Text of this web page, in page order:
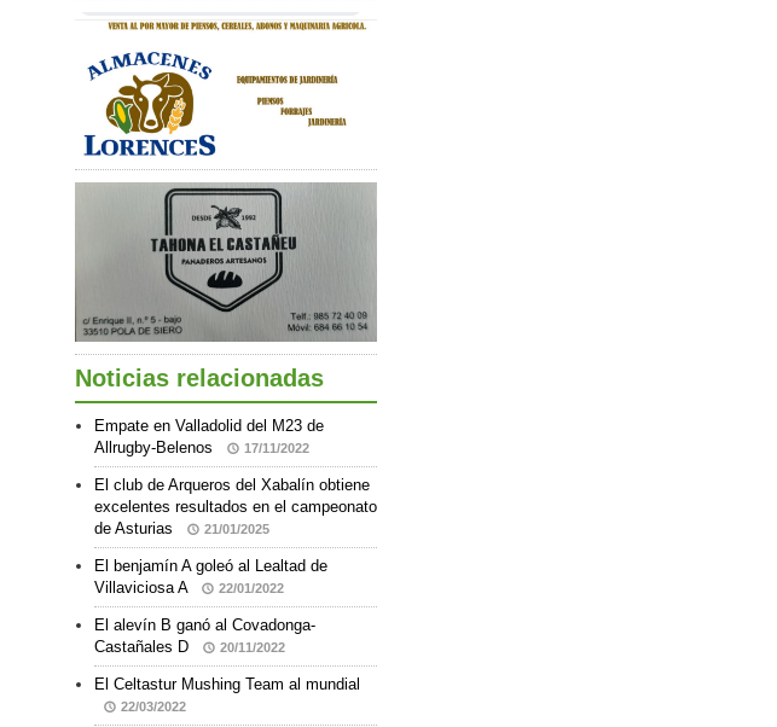
Noticias relacionadas
Empate en Valladolid del M23 de
Allrugby-Belenos
17/11/2022
El club de Arqueros del Xabalín obtiene
excelentes resultados en el campeonato
de Asturias
21/01/2025
El benjamín A goleó al Lealtad de
Villaviciosa A
22/01/2022
El alevín B ganó al Covadonga-
Castañales D
20/11/2022
El Celtastur Mushing Team al mundial
22/03/2022